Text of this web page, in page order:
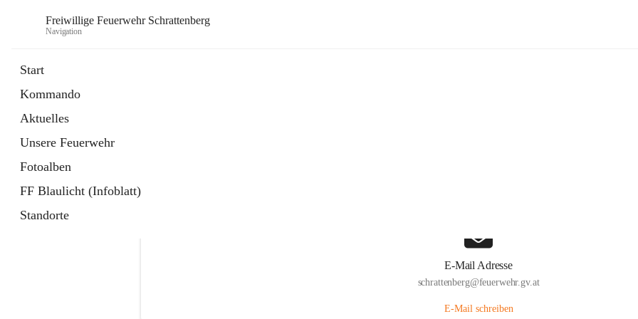
Freiwillige Feuerwehr Schrattenberg
Navigation
Start
Kommando
Aktuelles
Unsere Feuerwehr
Fotoalben
FF Blaulicht (Infoblatt)
Standorte
E-Mail Adresse
schrattenberg@feuerwehr.gv.at
E-Mail schreiben